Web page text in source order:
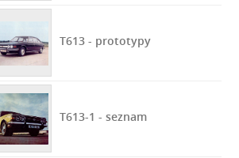
T613 - prototypy
T613-1 - seznam